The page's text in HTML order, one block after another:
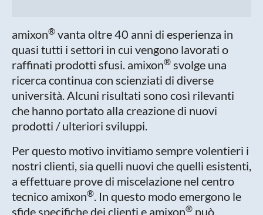
amixon® vanta oltre 40 anni di esperienza in
quasi tutti i settori in cui vengono lavorati o
raffinati prodotti sfusi. amixon® svolge una
ricerca continua con scienziati di diverse
università. Alcuni risultati sono così rilevanti
che hanno portato alla creazione di nuovi
prodotti / ulteriori sviluppi.
Per questo motivo invitiamo sempre volentieri i
nostri clienti, sia quelli nuovi che quelli esistenti,
a effettuare prove di miscelazione nel centro
tecnico amixon®. In questo modo emergono le
sfide specifiche dei clienti e amixon® può